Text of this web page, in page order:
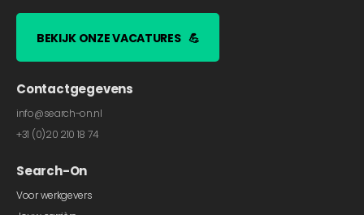
BEKIJK ONZE VACATURES 💪
Contactgegevens
info@search-on.nl
+31 (0)20 210 18 74
Search-On
Voor werkgevers